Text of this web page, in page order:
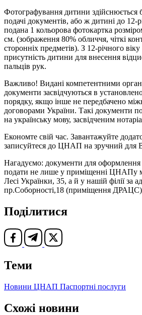
Фотографування дитини здійснюється
подачі документів, або ж дитині до 12-
подана 1 кольорова фотокартка
см. (зображення 80% обличчя, чіткі
сторонніх предметів). З 12-річного віку
присутність дитини для внесення
пальців рук.
Важливо! Видані компетентними
документи засвідчуються в
порядку, якщо інше не передбачено
договорами України. Такі документи
на українську мову, засвідченим
Економте свій час. Завантажуйте
записуйтеся до ЦНАП на зручний для
Нагадуємо: документи для
подати не лише у приміщенні ЦНАПу
Лесі Українки, 35, а й у нашій філії за
пр.Соборності,18 (приміщення ДРАЦС)
Поділитися
Теми
Новини ЦНАП Паспортні послуги
Схожі новини